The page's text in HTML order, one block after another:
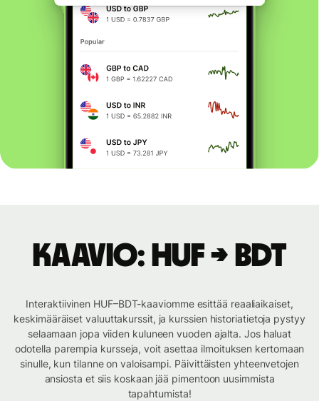
Kaavio: HUF → BDT
Interaktiivinen HUF–BDT-kaaviomme esittää reaaliaikaiset,
keskimääräiset valuuttakurssit, ja kurssien historiatietoja pystyy
selaamaan jopa viiden kuluneen vuoden ajalta. Jos haluat
odotella parempia kursseja, voit asettaa ilmoituksen kertomaan
sinulle, kun tilanne on valoisampi. Päivittäisten yhteenvetojen
ansiosta et siis koskaan jää pimentoon uusimmista
tapahtumista!